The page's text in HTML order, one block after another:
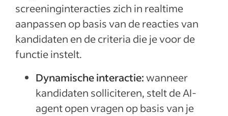
screeninginteracties zich in realtime
aanpassen op basis van de reacties van
kandidaten en de criteria die je voor de
functie instelt.
Dynamische interactie:wanneer
kandidaten solliciteren, stelt de AI-
agent open vragen op basis van je